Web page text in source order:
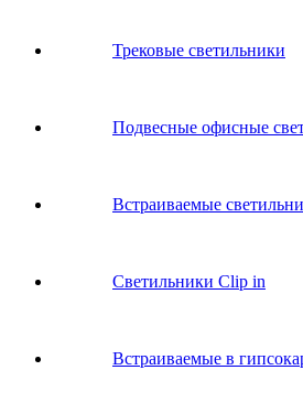
Трековые светильники
Подвесные офисные
Встраиваемые
Светильники Clip in
Встраиваемые в